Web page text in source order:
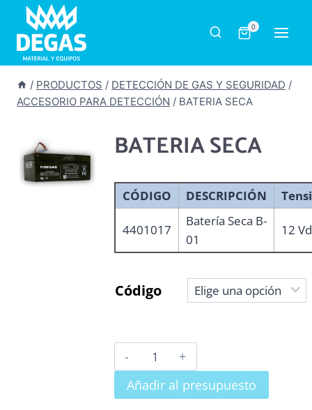
Saltar
contenido
0
/ PRODUCTOS / DETECCIÓN DE GAS Y SEGURIDAD /
ACCESORIO PARA DETECCIÓN / BATERIA SECA
BATERIA SECA
CÓDIGO DESCRIPCIÓN
4401017
Batería Seca B-
01
12
Código
BATERIA
SECA
cantidad
Añadir al presupuesto